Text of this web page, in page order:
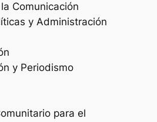
Comunicación
y Administración
y Periodismo
para el